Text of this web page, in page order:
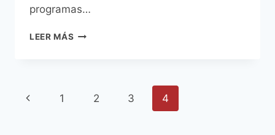
programas…
LEER MÁS VARIAS
DIRECCIÓN
Navegación
Página
1 2 3 4